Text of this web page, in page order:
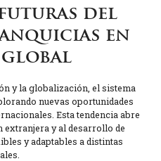
futuras del
en
global
y la globalización, el sistema
nuevas oportunidades
Esta tendencia abre
extranjera y al desarrollo de
y adaptables a distintas